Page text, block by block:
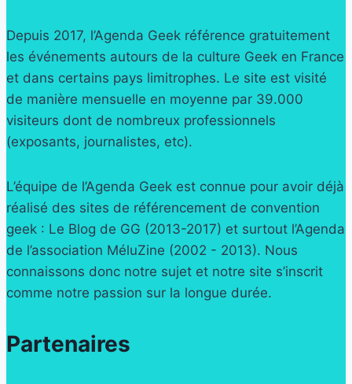
Depuis 2017, l’Agenda Geek référence gratuitement
les événements autours de la culture Geek en France
et dans certains pays limitrophes. Le site est visité
de manière mensuelle en moyenne par 39.000
visiteurs dont de nombreux professionnels
(exposants, journalistes, etc).
L’équipe de l’Agenda Geek est connue pour avoir déjà
réalisé des sites de référencement de convention
geek : Le Blog de GG (2013-2017) et surtout l’Agenda
de l’association MéluZine (2002 - 2013). Nous
connaissons donc notre sujet et notre site s’inscrit
comme notre passion sur la longue durée.
Partenaires